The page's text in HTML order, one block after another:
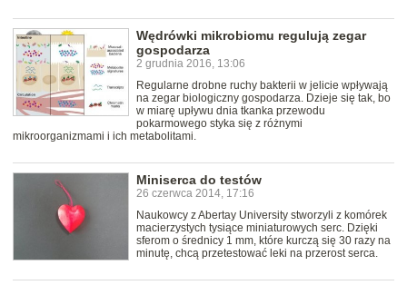
Wędrówki mikrobiomu regulują zegar
gospodarza
2 grudnia 2016, 13:06
Regularne drobne ruchy bakterii w jelicie wpływają
na zegar biologiczny gospodarza. Dzieje się tak, bo
w miarę upływu dnia tkanka przewodu
pokarmowego styka się z różnymi
mikroorganizmami i ich metabolitami.
Miniserca do testów
26 czerwca 2014, 17:16
Naukowcy z Abertay University stworzyli z komórek
macierzystych tysiące miniaturowych serc. Dzięki
sferom o średnicy 1 mm, które kurczą się 30 razy na
minutę, chcą przetestować leki na przerost serca.